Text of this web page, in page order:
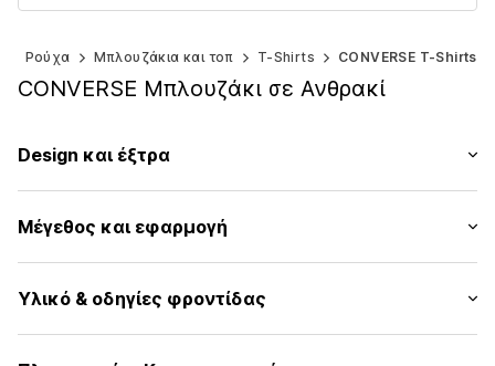
Ρούχα Μπλουζάκια και τοπ T-Shirts CONVERSE T-Shirts
CONVERSE Μπλουζάκι σε Ανθρακί
Design και έξτρα
Ζέρσεϊ
Στρόγγυλη λαιμόκοψη
Γαζωμένο στρίφωμα/άκρη
Λαιμός με μανσέτα/πλεκτό ριπ
Μέγεθος και εφαρμογή
Μήκος: Μήκος κανονικό
Εφαρμογή: Κανονική εφαρμογή
Υλικό & οδηγίες φροντίδας